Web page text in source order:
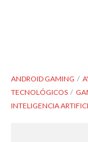
ANDROID GAMING
TECNOLÓGICOS
INTELIGENCIA